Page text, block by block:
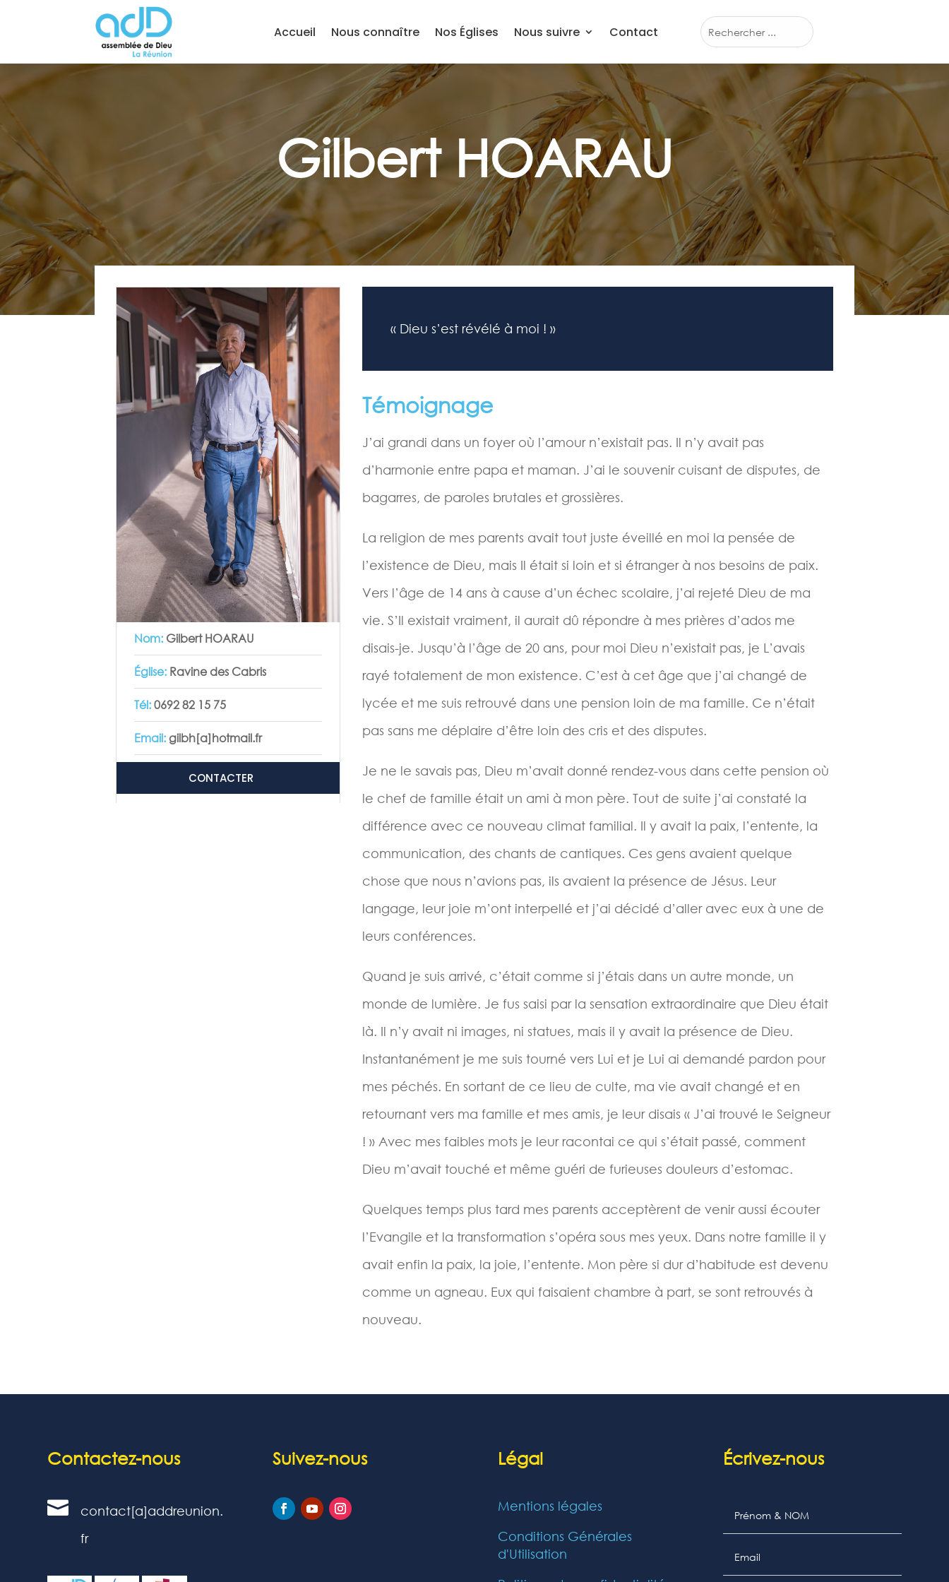
Accueil Nous connaître Nos Églises Nous suivre Contact
Gilbert HOARAU
Nom: Gilbert HOARAU
Église: Ravine des Cabris
Tél:0692 82 15 75
Email:gilbh[a]hotmail.fr
CONTACTER
« Dieu s’est révélé à moi ! »
Témoignage
J’ai grandi dans un foyer où l’amour n’existait pas. Il n’y avait pas
d’harmonie entre papa et maman. J’ai le souvenir cuisant de disputes, de
bagarres, de paroles brutales et grossières.
La religion de mes parents avait tout juste éveillé en moi la pensée de
l’existence de Dieu, mais Il était si loin et si étranger à nos besoins de paix.
Vers l’âge de 14 ans à cause d’un échec scolaire, j’ai rejeté Dieu de ma
vie. S’Il existait vraiment, il aurait dû répondre à mes prières d’ados me
disais-je. Jusqu’à l’âge de 20 ans, pour moi Dieu n’existait pas, je L’avais
rayé totalement de mon existence. C’est à cet âge que j’ai changé de
lycée et me suis retrouvé dans une pension loin de ma famille. Ce n’était
pas sans me déplaire d’être loin des cris et des disputes.
Je ne le savais pas, Dieu m’avait donné rendez-vous dans cette pension où
le chef de famille était un ami à mon père. Tout de suite j’ai constaté la
différence avec ce nouveau climat familial. Il y avait la paix, l’entente, la
communication, des chants de cantiques. Ces gens avaient quelque
chose que nous n’avions pas, ils avaient la présence de Jésus. Leur
langage, leur joie m’ont interpellé et j’ai décidé d’aller avec eux à une de
leurs conférences.
Quand je suis arrivé, c’était comme si j’étais dans un autre monde, un
monde de lumière. Je fus saisi par la sensation extraordinaire que Dieu était
là. Il n’y avait ni images, ni statues, mais il y avait la présence de Dieu.
Instantanément je me suis tourné vers Lui et je Lui ai demandé pardon pour
mes péchés. En sortant de ce lieu de culte, ma vie avait changé et en
retournant vers ma famille et mes amis, je leur disais « J’ai trouvé le Seigneur
! » Avec mes faibles mots je leur racontai ce qui s’était passé, comment
Dieu m’avait touché et même guéri de furieuses douleurs d’estomac.
Quelques temps plus tard mes parents acceptèrent de venir aussi écouter
l’Evangile et la transformation s’opéra sous mes yeux. Dans notre famille il y
avait enfin la paix, la joie, l’entente. Mon père si dur d’habitude est devenu
comme un agneau. Eux qui faisaient chambre à part, se sont retrouvés à
nouveau.
Contactez-nous

contact[a]addreunion.
fr
Suivez-nous Légal
Mentions légales
Conditions Générales
d'Utilisation
Écrivez-nous